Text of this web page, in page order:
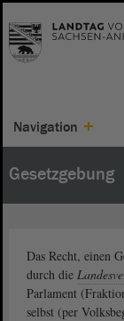
Navigation
Gesetzgebung
Das Recht, einen
durch die
Parlament
selbst (per